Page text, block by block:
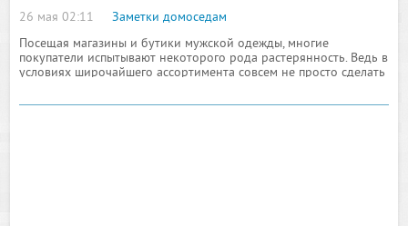
26 мая 02:11
Заметки домоседам
Посещая магазины и бутики мужской одежды, многие
покупатели испытывают некоторого рода растерянность. Ведь в
условиях широчайшего ассортимента совсем не просто сделать